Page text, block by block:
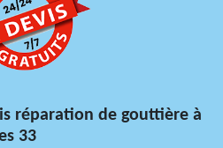
réparation de gouttière à
33